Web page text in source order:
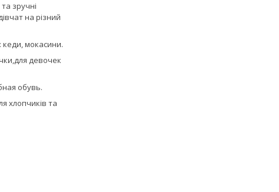
зручні
на різний
кеди, мокасини.
девочек
обувь.
хлопчиків та